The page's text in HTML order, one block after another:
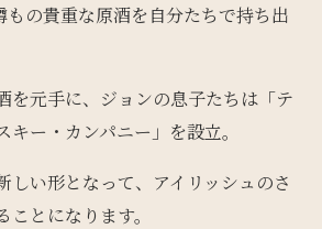
もの貴重な原酒を自分たちで持ち出
を元手に、ジョンの息子たちは「テ
キー・カンパニー」を設立。
しい形となって、アイリッシュのさ
とになります。